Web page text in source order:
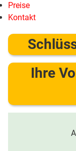
Preise
Kontakt
Ihre